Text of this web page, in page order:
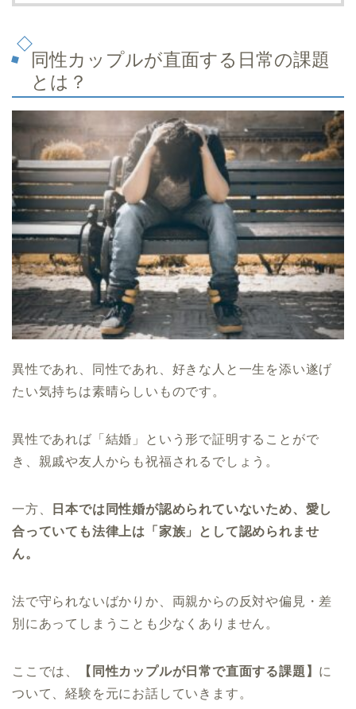
同性カップルが直面する日常の課題
とは？
異性であれ、同性であれ、好きな人と一生を添い遂げ
たい気持ちは素晴らしいものです。
異性であれば「結婚」という形で証明することがで
き、親戚や友人からも祝福されるでしょう。
一方、
日本では同性婚が認められていないため、愛し
合っていても法律上は「家族」として認められませ
ん。
法で守られないばかりか、両親からの反対や偏見・差
別にあってしまうことも少なくありません。
ここでは、 【同性カップルが日常で直面する課題】 に
ついて、経験を元にお話していきます。